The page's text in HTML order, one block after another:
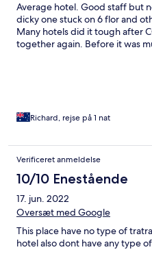
Average hotel. Good staff but
dicky one stuck on 6 flor and
Many hotels did it tough after
together again. Before it was
Richard, rejse på 1 nat
Verificeret anmeldelse
10/10 Enestående
17. jun. 2022
Oversæt med Google
This place have no type of
hotel also dont have any type